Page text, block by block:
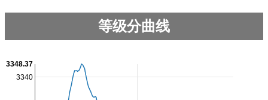
等级分曲线
3340
3348.37